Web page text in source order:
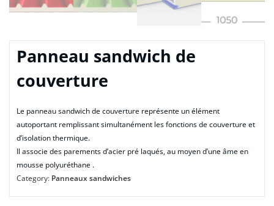
Panneau sandwich de
couverture
Le panneau sandwich de couverture représente un élément
autoportant remplissant simultanément les fonctions de couverture et
d’isolation thermique.
Il associe des parements d’acier pré laqués, au moyen d’une âme en
mousse polyuréthane .
Category: Panneaux sandwiches